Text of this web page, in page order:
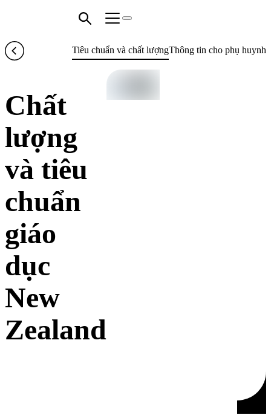
Tiêu chuẩn và chất lượngThông tin cho phụ huynh
Chất
lượng
và tiêu
chuẩn
giáo
dục
New
Zealand